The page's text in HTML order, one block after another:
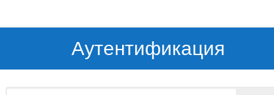
Аутентификация